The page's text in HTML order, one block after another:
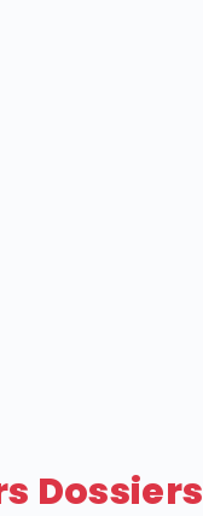
Dossiers